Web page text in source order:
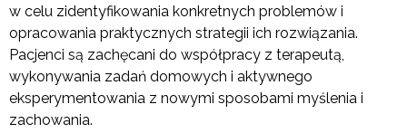
w celu zidentyfikowania konkretnych problemów i
opracowania praktycznych strategii ich rozwiązania.
Pacjenci są zachęcani do współpracy z terapeutą,
wykonywania zadań domowych i aktywnego
eksperymentowania z nowymi sposobami myślenia i
zachowania.